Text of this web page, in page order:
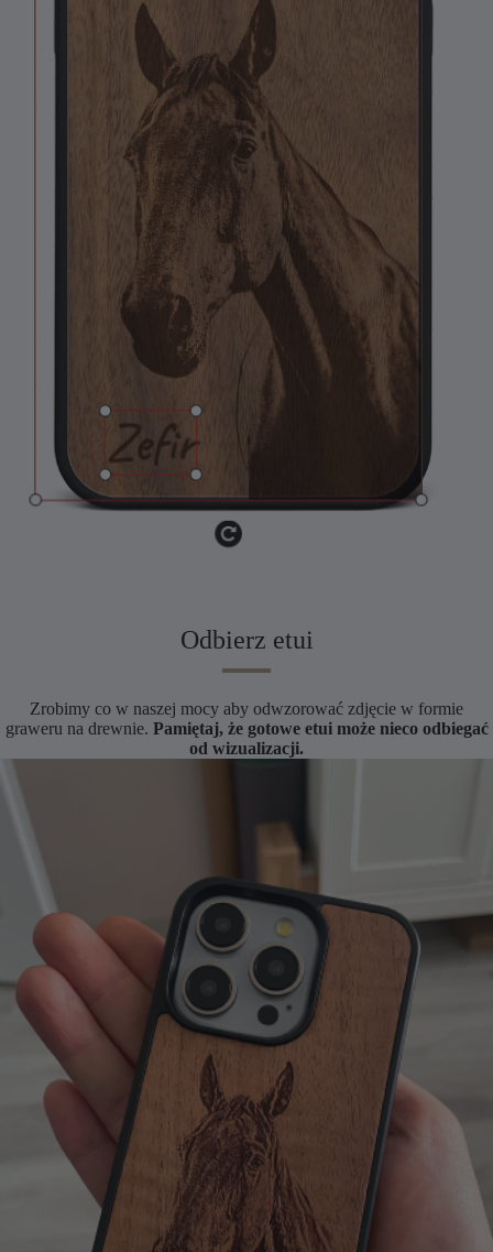
Odbierz etui
Zrobimy co w naszej mocy aby odwzorować zdjęcie w formie
graweru na drewnie. Pamiętaj, że gotowe etui może nieco odbiegać
od wizualizacji.